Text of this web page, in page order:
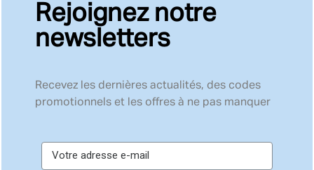
Rejoignez notre
newsletters
Recevez les dernières actualités, des codes
promotionnels et les offres à ne pas manquer